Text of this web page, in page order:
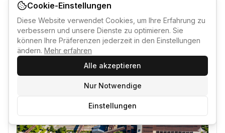
Cookie-Einstellungen
Diese Website verwendet Cookies, um Ihre Erfahrung zu
verbessern und unsere Dienste zu optimieren. Sie
können Ihre Präferenzen jederzeit in den Einstellungen
ändern. Mehr erfahren
Einstellungen
Nur Notwendige
Alle akzeptieren